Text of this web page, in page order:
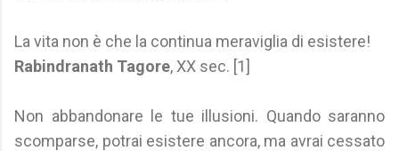
La vita non è che la continua meraviglia di esistere!
Rabindranath Tagore, XX sec. [1]
Non abbandonare le tue illusioni. Quando saranno
scomparse, potrai esistere ancora, ma avrai cessato